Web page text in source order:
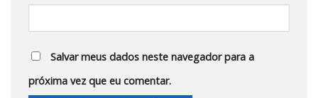
Salvar meus dados neste navegador para a
próxima vez que eu comentar.